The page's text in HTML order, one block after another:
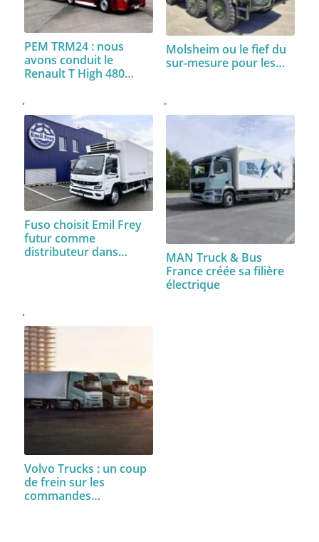
PEM TRM24 : nous
avons conduit le
Renault T High 480…
Molsheim ou le fief du
sur-mesure pour les…
Fuso choisit Emil Frey
futur comme
distributeur dans…
MAN Truck & Bus
France créée sa filière
électrique
Volvo Trucks : un coup
de frein sur les
commandes…